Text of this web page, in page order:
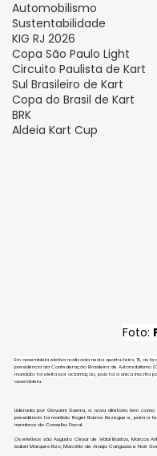
Automobilismo
Sustentabilidade
KIG RJ 2026
Copa São Paulo Light
Circuito Paulista de Kart
Sul Brasileiro de Kart
Copa do Brasil de Kart
BRK
Aldeia Kart Cup
Foto:
Em assembleia eletiva realizada nesta quarta-feira, 15, as
presidência da Confederação Brasileira de Automobilismo
mandato foi eleita por aclamação, pois foi a única inscrita
assembleia.
Liderada por Giovanni Guerra, a nova diretoria tem
presidência foi mantido Roger Barros Rezegue e, para a
membros do Conselho Fiscal.
Os efetivos são Augusto César de Vidal Bastos, Marcos
Isabel Marques Rizo, Marcélio de Araújo Cangussú e Noé